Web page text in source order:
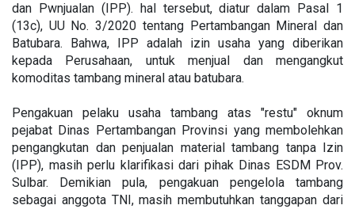
dan Pwnjualan (IPP). hal tersebut, diatur dalam Pasal 1
(13c), UU No. 3/2020 tentang Pertambangan Mineral dan
Batubara. Bahwa, IPP adalah izin usaha yang diberikan
kepada Perusahaan, untuk menjual dan mengangkut
komoditas tambang mineral atau batubara.
Pengakuan pelaku usaha tambang atas "restu" oknum
pejabat Dinas Pertambangan Provinsi yang membolehkan
pengangkutan dan penjualan material tambang tanpa Izin
(IPP), masih perlu klarifikasi dari pihak Dinas ESDM Prov.
Sulbar. Demikian pula, pengakuan pengelola tambang
sebagai anggota TNI, masih membutuhkan tanggapan dari